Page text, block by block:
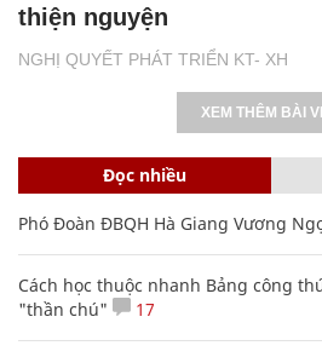
NGHỊ QUYẾT PHÁT TRIỂN KT- XH
thiện nguyện
XEM THÊM BÀI
Đọc nhiều
Phó Đoàn ĐBQH Hà Giang Vương
Cách học thuộc nhanh Bảng công
"thần chú"
17